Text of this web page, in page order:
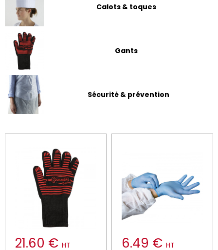
Calots & toques
Gants
Sécurité & prévention
21.60 € HT
6.49 € HT